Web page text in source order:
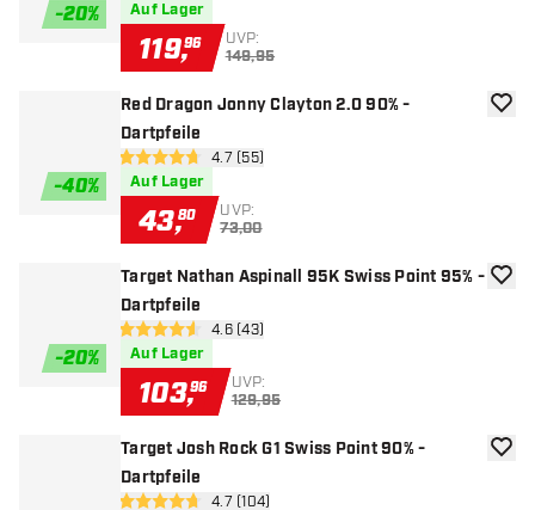
-20% Auf Lager
119,96 UVP:
149,95
-40%
Red Dragon Jonny Clayton 2.0 90% -
Dartpfeile
Bewertungsbereich öffnen
4.7 Bewertungssterne
4.7 (55)
Auf Lager
43,80 UVP:
73,00
Zur
-20%
Target Nathan Aspinall 95K Swiss Point 95% -
Dartpfeile
Bewertungsbereich öffnen
4.6 Bewertungssterne
4.6 (43)
Auf Lager
103,96 UVP:
129,95
Zur
Target Josh Rock G1 Swiss Point 90% -
Dartpfeile
Bewertungsbereich öffnen
4.7 (104)
Zur